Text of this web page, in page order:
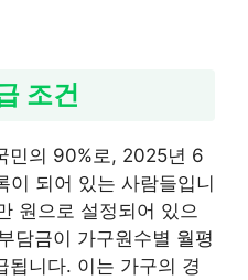
조건
민의 90%로, 2025년 6
이 되어 있는 사람들입니
원으로 설정되어 있으
담금이 가구원수별 월평
됩니다. 이는 가구의 경